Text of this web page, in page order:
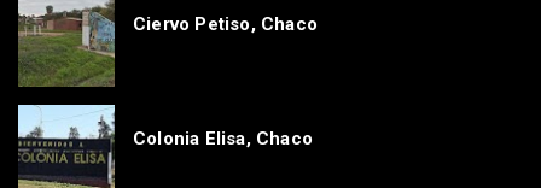
Ciervo Petiso, Chaco
Colonia Elisa, Chaco